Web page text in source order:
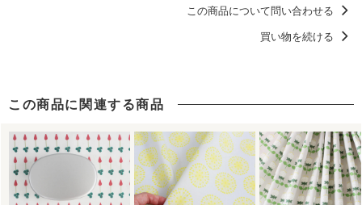
この商品について問い合わせる
買い物を続ける
この商品に関連する商品